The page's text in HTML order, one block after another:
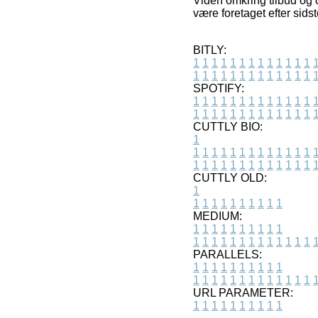
være foretaget efter
BITLY:
1 1 1 1 1 1 1 1 1 1 1 1 1 1
1 1 1 1 1 1 1 1 1 1 1 1 1 1
SPOTIFY:
1 1 1 1 1 1 1 1 1 1 1 1 1 1
1 1 1 1 1 1 1 1 1 1 1 1 1 1
CUTTLY BIO:
1
1 1 1 1 1 1 1 1 1 1 1 1 1 1
1 1 1 1 1 1 1 1 1 1 1 1 1 1
CUTTLY OLD:
1
1 1 1 1 1 1 1 1 1 1
MEDIUM:
1 1 1 1 1 1 1 1 1 1
1 1 1 1 1 1 1 1 1 1 1 1 1 1
PARALLELS:
1 1 1 1 1 1 1 1 1 1
1 1 1 1 1 1 1 1 1 1 1 1 1 1
URL PARAMETER:
1 1 1 1 1 1 1 1 1 1